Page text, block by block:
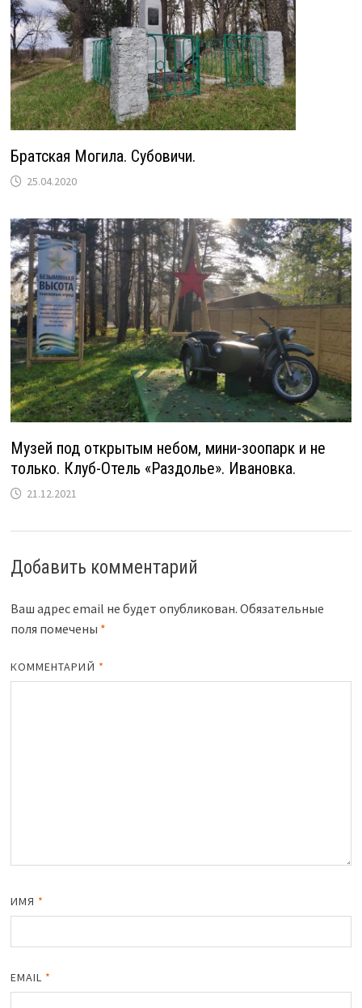
Братская Могила. Субовичи.
25.04.2020
Музей под открытым небом, мини-зоопарк и не
только. Клуб-Отель «Раздолье». Ивановка.
21.12.2021
Добавить комментарий
Ваш адрес email не будет опубликован. Обязательные
поля помечены *
КОММЕНТАРИЙ *
ИМЯ *
EMAIL *